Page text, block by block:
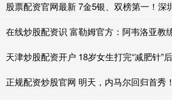
正规配资炒股官网 明天，内马尔回归首秀！